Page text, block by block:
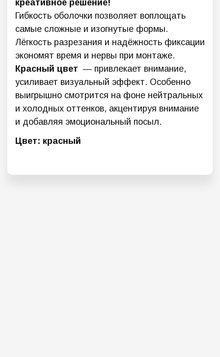
креативное решение!
Гибкость оболочки позволяет воплощать
самые сложные и изогнутые формы.
Лёгкость разрезания и надёжность фиксации
экономят время и нервы при монтаже.
Красный цвет — привлекает внимание,
усиливает визуальный эффект. Особенно
выигрышно смотрится на фоне нейтральных
и холодных оттенков, акцентируя внимание
и добавляя эмоциональный посыл.
Цвет: красный